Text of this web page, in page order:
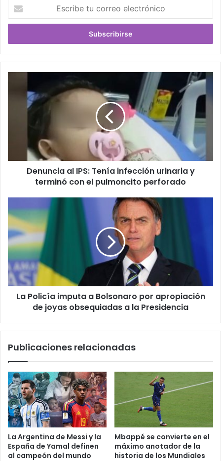
correo
Denuncia al IPS: Tenía infección urinaria y
terminó con el pulmoncito perforado
La Policía imputa a Bolsonaro por apropiación
de joyas obsequiadas a la Presidencia
Publicaciones relacionadas
La Argentina de Messi y la
España de Yamal definen
al campeón del mundo
Mbappé se convierte en el
máximo anotador de la
historia de los Mundiales